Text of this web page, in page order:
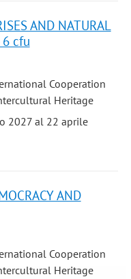
AND NATURAL
6 cfu
Cooperation
Heritage
2027 al 22 aprile
AND
Cooperation
Heritage